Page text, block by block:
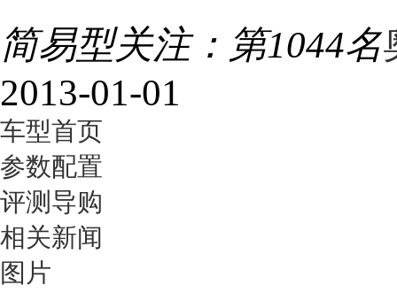
简易型关注： 第1044名
2013-01-01
车型首页
参数配置
评测导购
相关新闻
图片